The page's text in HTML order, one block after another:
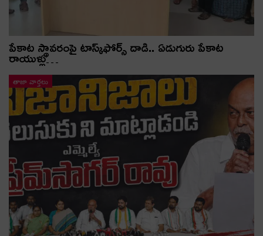
పేకాట స్థావరంపై టాస్క్‌ఫోర్స్ దాడి.. ఏడుగురు పేకాట
రాయుళ్లు…
తాజా వార్తలు